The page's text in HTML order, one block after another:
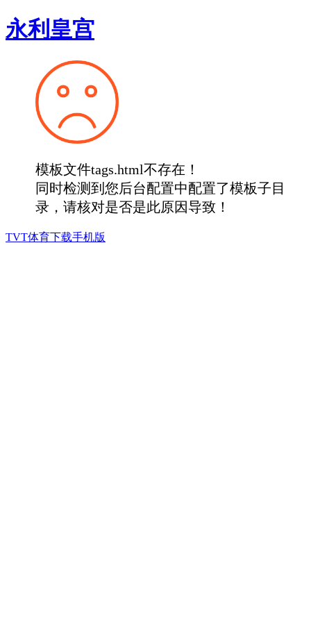
永利皇宫
模板文件tags.html不存在！
同时检测到您后台配置中配置了模板子目
录，请核对是否是此原因导致！
TVT体育下载手机版